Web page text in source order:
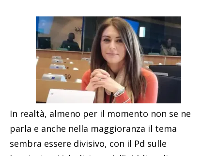
In realtà, almeno per il momento non se ne
parla e anche nella maggioranza il tema
sembra essere divisivo, con il Pd sulle